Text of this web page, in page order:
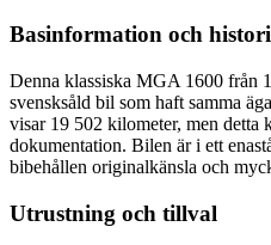
Basinformation och
Denna klassiska MGA 1600 från
svensksåld bil som haft samma
visar 19 502 kilometer, men detta
dokumentation. Bilen är i ett
bibehållen originalkänsla och
Utrustning och tillval